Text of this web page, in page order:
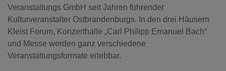
Veranstaltungs GmbH seit Jahren führender
Kulturveranstalter Ostbrandenburgs. In den drei Häusern
Kleist Forum, Konzerthalle „Carl Philipp Emanuel Bach“
und Messe werden ganz verschiedene
Veranstaltungsformate erlebbar.